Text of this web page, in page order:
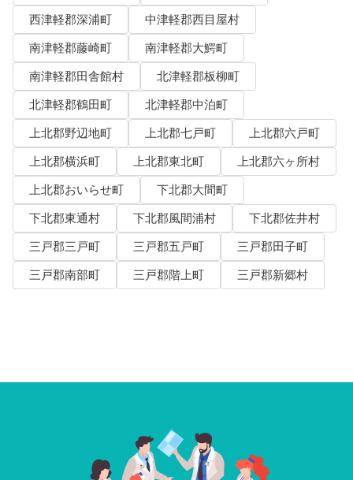
西津軽郡深浦町
中津軽郡西目屋村
南津軽郡藤崎町
南津軽郡大鰐町
南津軽郡田舎館村
北津軽郡板柳町
北津軽郡鶴田町
北津軽郡中泊町
上北郡野辺地町
上北郡七戸町
上北郡六戸町
上北郡横浜町
上北郡東北町
上北郡六ヶ所村
上北郡おいらせ町
下北郡大間町
下北郡東通村
下北郡風間浦村
下北郡佐井村
三戸郡三戸町
三戸郡五戸町
三戸郡田子町
三戸郡南部町
三戸郡階上町 三戸郡新郷村